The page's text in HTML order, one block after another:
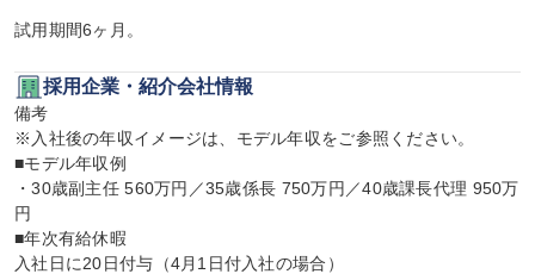
試用期間6ヶ月。
採用企業・紹介会社情報
備考
※入社後の年収イメージは、モデル年収をご参照ください。
■モデル年収例
・30歳副主任 560万円／35歳係長 750万円／40歳課長代理 950万
円
■年次有給休暇
入社日に20日付与（4月1日付入社の場合）